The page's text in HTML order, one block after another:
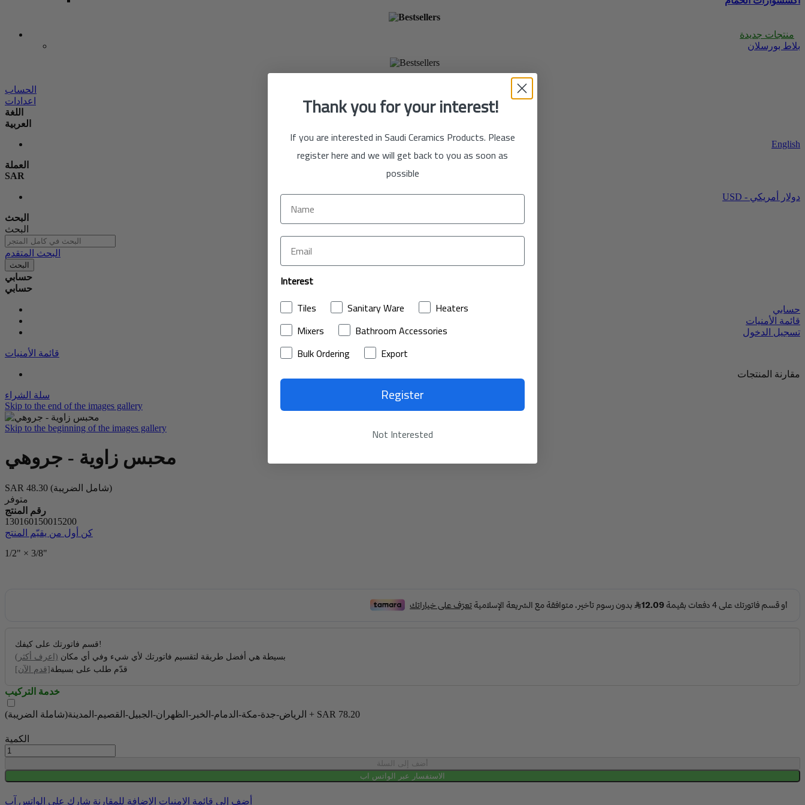
منتجات جديدة
بلاط بورسلان
الحساب
اعدادات
اللغة
العربية
English
العملة
SAR
USD - دولار أمريكي
البحث
البحث
البحث المتقدم
البحث
حسابي
حسابي
حسابي
قائمة الأمنيات
تسجيل الدخول
قائمة الأمنيات
مقارنة المنتجات
سلة الشراء
Skip to the end of the images gallery
Skip to the beginning of the images gallery
محبس زاوية - جروهي
SAR 48.30
(شامل الضريبة)
متوفر
رقم المنتج
130160150015200
كن أول من يقيّم المنتج
1/2" × 3/8"
قسم فاتورتك على كيفك!
بسيطة هي أفضل طريقة لتقسيم فاتورتك لأي شيء وفي أي مكان (اعرف أكثر)
قدّم طلب على بسيطة [قدم الآن]
خدمة التركيب
+ SAR 78.20
الكمية
أضف إلى السلة
الاستفسار عبر الواتس اب
أضف إلى قائمة الامنيات الإضافة للمقارنة شارك على الواتس آب
Thank you for your interest!
If you are interested in Saudi Ceramics Products. Please
register here and we will get back to you as soon as
possible
Interest
Tiles
Sanitary Ware
Heaters
Mixers
Bathroom Accessories
Bulk Ordering
Export
Register
Not Interested